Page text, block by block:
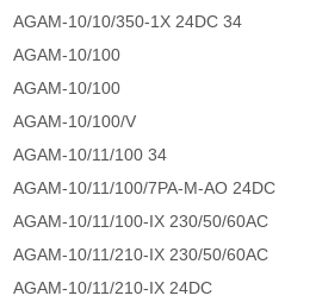
AGAM-10/10/350-1X 24DC 34
AGAM-10/100
AGAM-10/100
AGAM-10/100/V
AGAM-10/11/100 34
AGAM-10/11/100/7PA-M-AO 24DC
AGAM-10/11/100-IX 230/50/60AC
AGAM-10/11/210-IX 230/50/60AC
AGAM-10/11/210-IX 24DC